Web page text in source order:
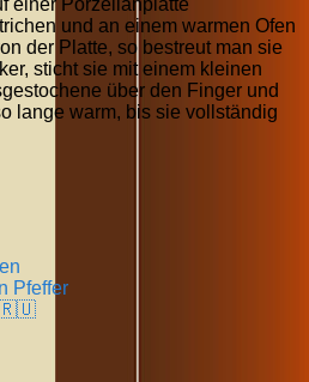
und an einem warmen Ofen
der Platte, so bestreut man sie
sticht sie mit einem kleinen
über den Finger und
lange warm, bis sie vollständig
Pfeffer
🇷🇺